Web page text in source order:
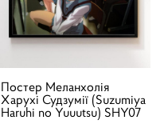
Постер Меланхолія
Харухі Судзумії (Suzumiya
Haruhi no Yuuutsu) SHY07